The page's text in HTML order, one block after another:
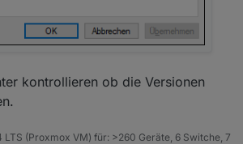
kontrollieren ob die Versionen
(Proxmox VM) für: >260 Geräte, 6 Switche, 7